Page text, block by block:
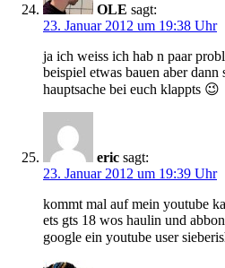
OLE sagt:
23. Januar 2012 um 19:38 Uhr
ja ich weiss ich hab n paar
beispiel etwas bauen aber
hauptsache bei euch klappts 😉
eric sagt:
23. Januar 2012 um 19:39 Uhr
kommt mal auf mein youtube
ets gts 18 wos haulin und
google ein youtube user